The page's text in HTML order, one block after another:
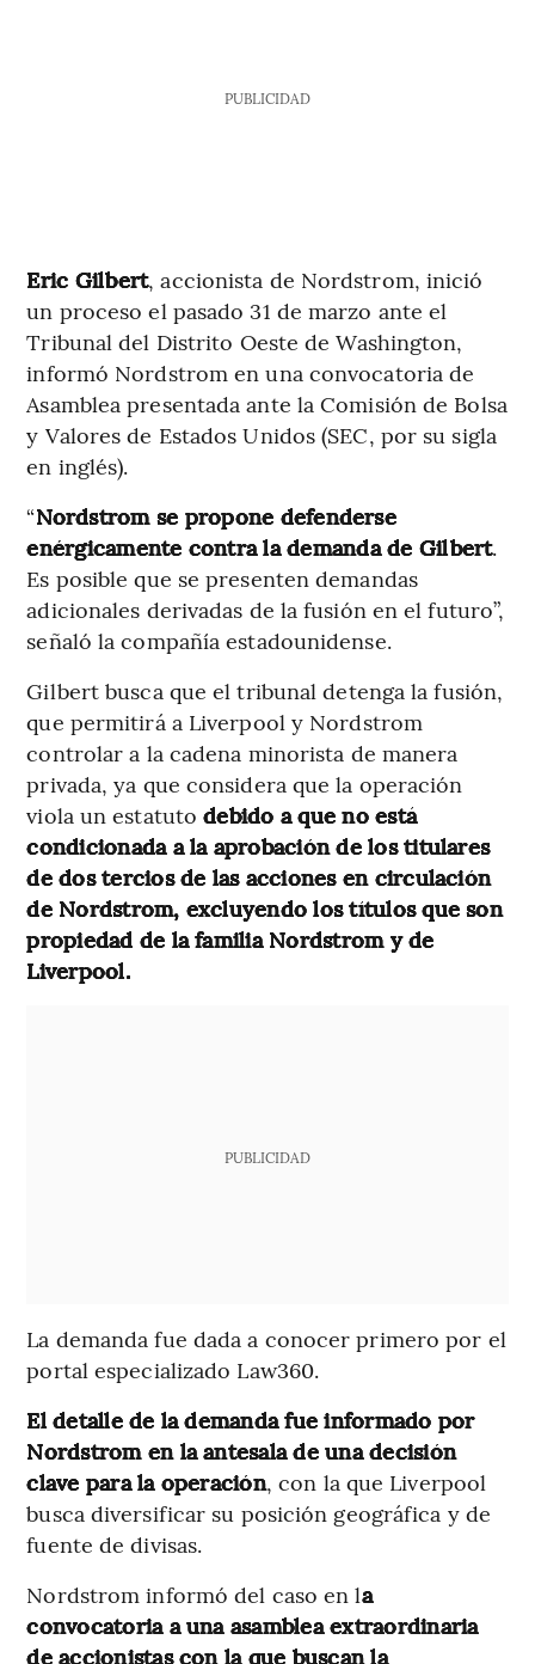
PUBLICIDAD
Eric Gilbert, accionista de Nordstrom, inició
un proceso el pasado 31 de marzo ante el
Tribunal del Distrito Oeste de Washington,
informó Nordstrom en una convocatoria de
Asamblea presentada ante la Comisión de Bolsa
y Valores de Estados Unidos (SEC, por su sigla
en inglés).
“Nordstrom se propone defenderse
enérgicamente contra la demanda de Gilbert.
Es posible que se presenten demandas
adicionales derivadas de la fusión en el futuro”,
señaló la compañía estadounidense.
Gilbert busca que el tribunal detenga la fusión,
que permitirá a Liverpool y Nordstrom
controlar a la cadena minorista de manera
privada, ya que considera que la operación
viola un estatutodebido a que no está
condicionada a la aprobación de los titulares
de dos tercios de las acciones en circulación
de Nordstrom, excluyendo los títulos que son
propiedad de la familia Nordstrom y de
Liverpool.
PUBLICIDAD
La demanda fue dada a conocer primero por el
portal especializado Law360.
El detalle de la demanda fue informado por
Nordstrom en la antesala de una decisión
clave para la operación, con la que Liverpool
busca diversificar su posición geográfica y de
fuente de divisas.
Nordstrom informó del caso en la
convocatoria a una asamblea extraordinaria
de accionistas con la que buscan la